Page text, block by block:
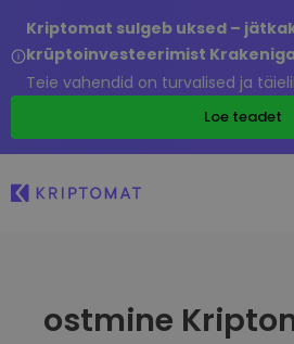
Kriptomat sulgeb uksed –
krüptoinvesteerimist
Teie vahendid on turvalised ja
Loe teadet
ostmine